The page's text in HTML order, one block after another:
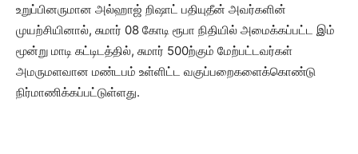
உறுப்பினருமான அல்ஹாஜ் றிஷாட் பதியுதீன் அவர்களின்
முயற்சியினால், சுமார் 08 கோடி ரூபா நிதியில் அமைக்கப்பட்ட இம்
மூன்று மாடி கட்டிடத்தில், சுமார் 500ற்கும் மேற்பட்டவர்கள்
அமருமளவான மண்டபம் உள்ளிட்ட வகுப்பறைகளைக்கொண்டு
நிர்மாணிக்கப்பட்டுள்ளது.